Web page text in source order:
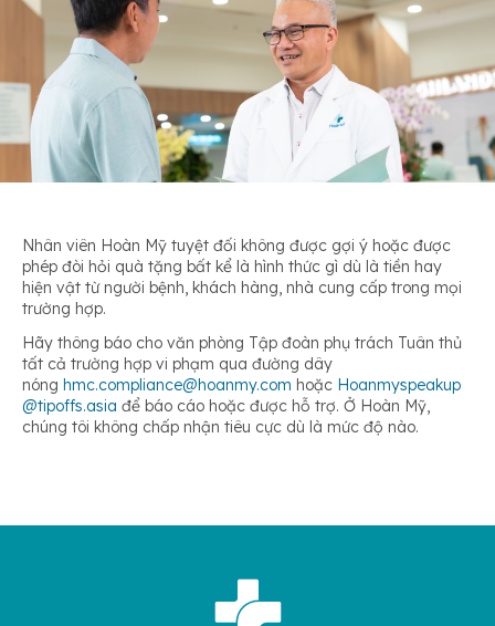
Nhân viên Hoàn Mỹ tuyệt đối không được gợi ý hoặc được
phép đòi hỏi quà tặng bất kể là hình thức gì dù là tiền hay
hiện vật từ người bệnh, khách hàng, nhà cung cấp trong mọi
trường hợp.
Hãy thông báo cho văn phòng Tập đoàn phụ trách Tuân thủ
tất cả trường hợp vi phạm qua đường dây
nóng hmc.compliance@hoanmy.com hoặc Hoanmyspeakup
@tipoffs.asia để báo cáo hoặc được hỗ trợ. Ở Hoàn Mỹ,
chúng tôi không chấp nhận tiêu cực dù là mức độ nào.